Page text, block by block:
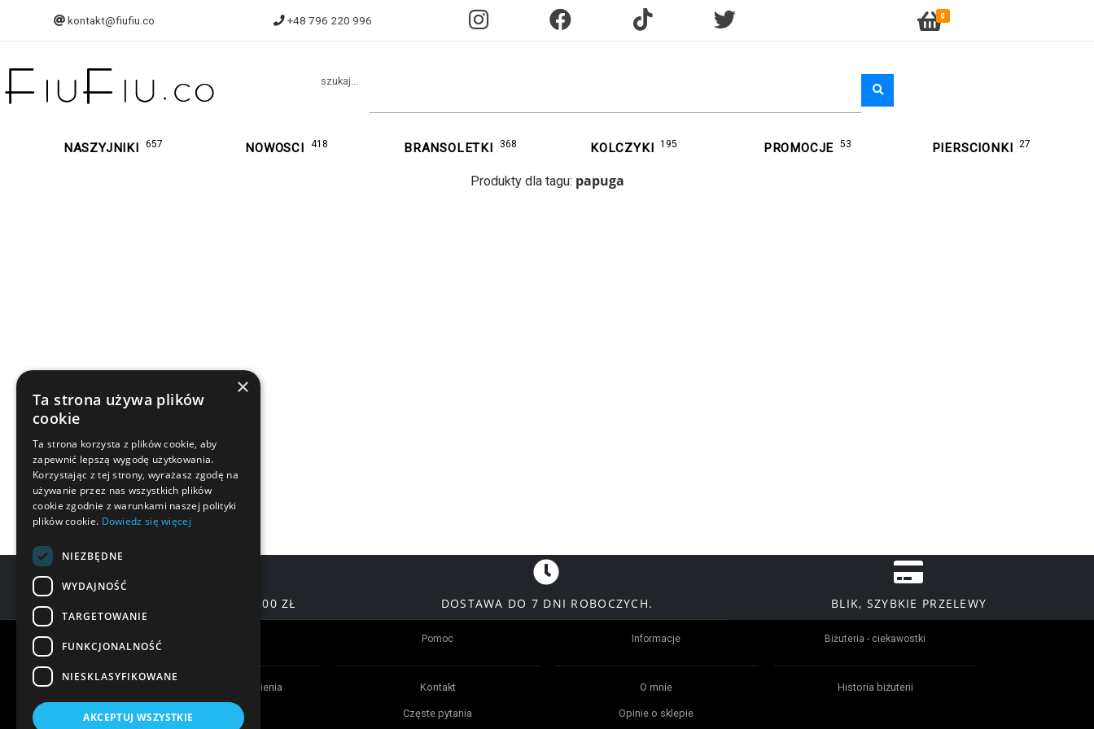
kontakt@fiufiu.co +48 796 220 996 0
szukaj...
NASZYJNIKI 657 NOWOSCI 418 BRANSOLETKI 368 KOLCZYKI 195 PROMOCJE 53 PIERSCIONKI 27
Produkty dla tagu: papuga
DARMOWA DOSTAWA OD 200,00 ZŁ DOSTAWA DO 7 DNI ROBOCZYCH. BLIK, SZYBKIE PRZELEWY
Czas realizacji zamówienia
Formy płatności
Pomoc
Kontakt
Częste pytania
Informacje
O mnie
Opinie o sklepie
Biżuteria - ciekawostki
Historia biżuterii
×
Ta strona używa plików
cookie
Ta strona korzysta z plików cookie, aby
zapewnić lepszą wygodę użytkowania.
Korzystając z tej strony, wyrażasz zgodę na
używanie przez nas wszystkich plików
cookie zgodnie z warunkami naszej polityki
plików cookie. Dowiedz się więcej
NIEZBĘDNE
WYDAJNOŚĆ
TARGETOWANIE
FUNKCJONALNOŚĆ
NIESKLASYFIKOWANE
AKCEPTUJ WSZYSTKIE